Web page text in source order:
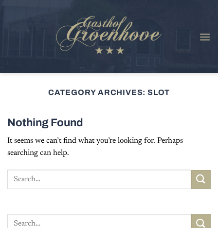
CATEGORY ARCHIVES: SLOT
Nothing Found
It seems we can’t find what you’re looking for. Perhaps
searching can help.